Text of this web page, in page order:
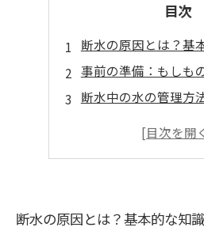
目次
断水の原因とは？基
事前の準備：もしも
断水中の水の管理方
飲料水の確保：安全
断水の原因とは？基本的な知識